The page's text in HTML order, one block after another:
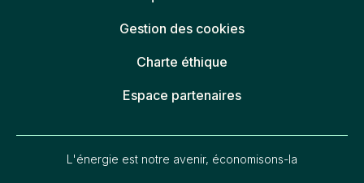
Gestion des cookies
Charte éthique
Espace partenaires
L'énergie est notre avenir, économisons-la